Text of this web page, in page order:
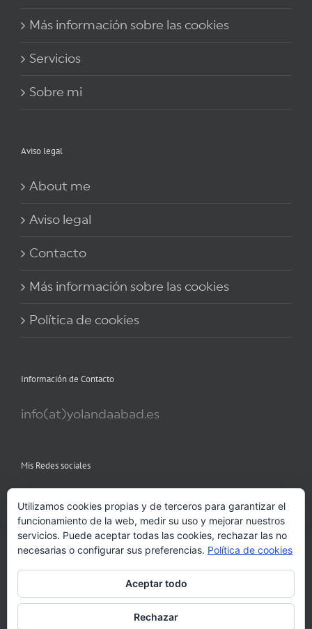
Más información sobre las cookies
Servicios
Sobre mi
Aviso legal
About me
Aviso legal
Contacto
Más información sobre las cookies
Política de cookies
Información de Contacto
info(at)yolandaabad.es
Mis Redes sociales
Utilizamos cookies propias y de terceros para garantizar el
funcionamiento de la web, medir su uso y mejorar nuestros
servicios. Puede aceptar todas las cookies, rechazar las no
necesarias o configurar sus preferencias. Política de cookies
Aceptar todo
Rechazar